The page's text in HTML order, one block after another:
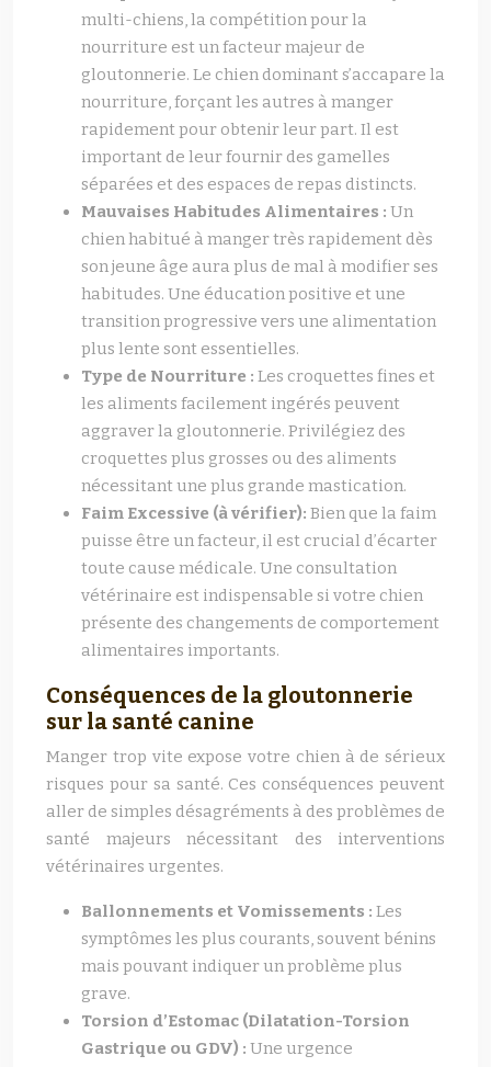
multi-chiens, la compétition pour la
nourriture est un facteur majeur de
gloutonnerie. Le chien dominant s’accapare la
nourriture, forçant les autres à manger
rapidement pour obtenir leur part. Il est
important de leur fournir des gamelles
séparées et des espaces de repas distincts.
Mauvaises Habitudes Alimentaires : Un
chien habitué à manger très rapidement dès
son jeune âge aura plus de mal à modifier ses
habitudes. Une éducation positive et une
transition progressive vers une alimentation
plus lente sont essentielles.
Type de Nourriture : Les croquettes fines et
les aliments facilement ingérés peuvent
aggraver la gloutonnerie. Privilégiez des
croquettes plus grosses ou des aliments
nécessitant une plus grande mastication.
Faim Excessive (à vérifier): Bien que la faim
puisse être un facteur, il est crucial d’écarter
toute cause médicale. Une consultation
vétérinaire est indispensable si votre chien
présente des changements de comportement
alimentaires importants.
Conséquences de la gloutonnerie
sur la santé canine
Manger trop vite expose votre chien à de sérieux
risques pour sa santé. Ces conséquences peuvent
aller de simples désagréments à des problèmes de
santé majeurs nécessitant des interventions
vétérinaires urgentes.
Ballonnements et Vomissements : Les
symptômes les plus courants, souvent bénins
mais pouvant indiquer un problème plus
grave.
Torsion d’Estomac (Dilatation-Torsion
Gastrique ou GDV) : Une urgence